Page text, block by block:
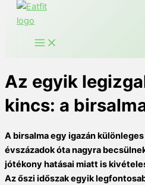
Az egyik
kincs: a
A birsalma egy igazán
évszázadok óta nagyra
jótékony hatásai miatt is
Az őszi időszak egyik